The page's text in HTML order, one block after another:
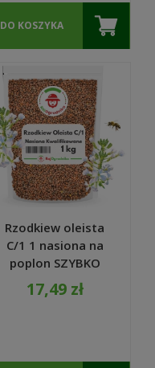
DO KOSZYKA
Rzodkiew oleista
C/1 1 nasiona na
poplon SZYBKO
ROŚNIE 1 KG
17,49 zł